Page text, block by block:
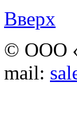
Вверх
© ООО
mail: